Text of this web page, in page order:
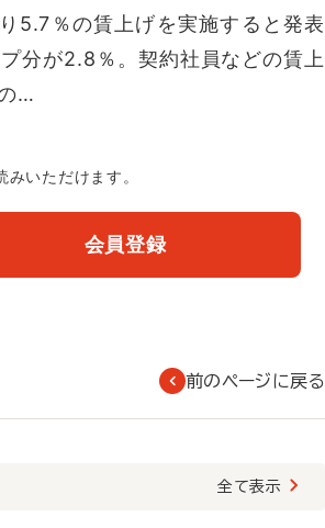
5.7％の賃上げを実施すると発表
分が2.8％。契約社員などの賃上
…
いただけます。
会員登録
前のページに戻る
全て表示